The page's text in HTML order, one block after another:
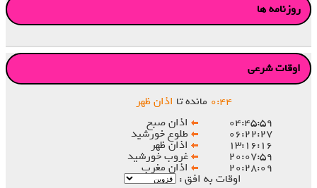
روزنامه ها
اوقات شرعی
۰:۴۴ مانده تا اذان ظهر
۰۴:۴۵:۵۹
اذان صبح
۰۶:۲۲:۲۷ طلوع خورشید
۱۳:۱۶:۱۶ اذان ظهر
۲۰:۰۷:۵۹ غروب خورشید
۲۰:۲۸:۰۹ اذان مغرب
اوقات به افق :